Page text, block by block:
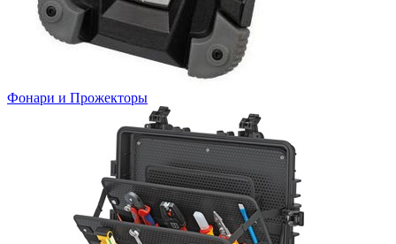
Фонари и Прожекторы